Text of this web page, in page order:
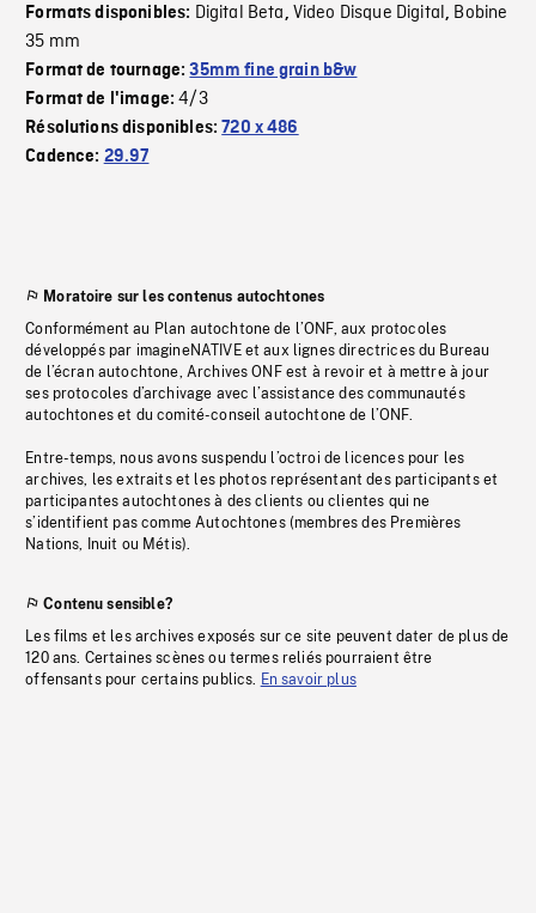
Formats disponibles: Digital Beta, Video Disque Digital, Bobine
35 mm
Format de tournage:35mm fine grain b&w
Format de l'image:4/3
Résolutions disponibles:720 x 486
Cadence: 29.97
Moratoire sur les contenus autochtones
Conformément au Plan autochtone de l’ONF, aux protocoles
développés par imagineNATIVE et aux lignes directrices du Bureau
de l’écran autochtone, Archives ONF est à revoir et à mettre à jour
ses protocoles d’archivage avec l’assistance des communautés
autochtones et du comité-conseil autochtone de l’ONF.
Entre-temps, nous avons suspendu l’octroi de licences pour les
archives, les extraits et les photos représentant des participants et
participantes autochtones à des clients ou clientes qui ne
s’identifient pas comme Autochtones (membres des Premières
Nations, Inuit ou Métis).
Contenu sensible?
Les films et les archives exposés sur ce site peuvent dater de plus de
120 ans. Certaines scènes ou termes reliés pourraient être
offensants pour certains publics. En savoir plus